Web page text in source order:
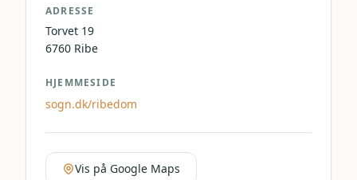
ADRESSE
Torvet 19
6760 Ribe
HJEMMESIDE
sogn.dk/ribedom
Vis på Google Maps